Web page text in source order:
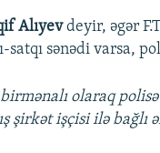
Alıyevdeyir, əgər
satqı sənədi varsa,
birmənalı olaraq
şirkət işçisi ilə bağlı